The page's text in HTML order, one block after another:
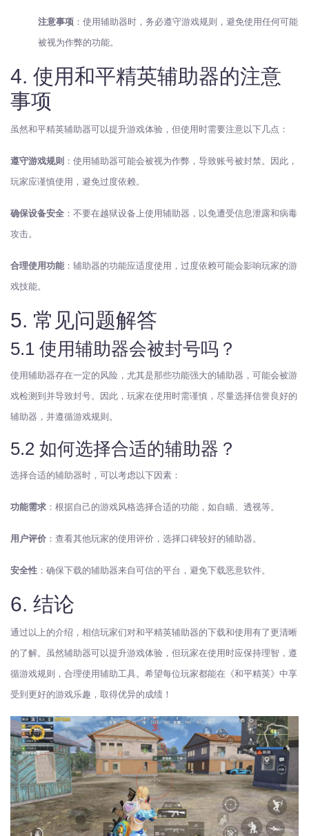
注意事项 ：使用辅助器时，务必遵守游戏规则，避免使用任何可能
被视为作弊的功能。
4. 使用和平精英辅助器的注意
事项
虽然和平精英辅助器可以提升游戏体验，但使用时需要注意以下几点：
遵守游戏规则 ：使用辅助器可能会被视为作弊，导致账号被封禁。因此，
玩家应谨慎使用，避免过度依赖。
确保设备安全 ：不要在越狱设备上使用辅助器，以免遭受信息泄露和病毒
攻击。
合理使用功能 ：辅助器的功能应适度使用，过度依赖可能会影响玩家的游
戏技能。
5. 常见问题解答
5.1 使用辅助器会被封号吗？
使用辅助器存在一定的风险，尤其是那些功能强大的辅助器，可能会被游
戏检测到并导致封号。因此，玩家在使用时需谨慎，尽量选择信誉良好的
辅助器，并遵循游戏规则。
5.2 如何选择合适的辅助器？
选择合适的辅助器时，可以考虑以下因素：
功能需求 ：根据自己的游戏风格选择合适的功能，如自瞄、透视等。
用户评价 ：查看其他玩家的使用评价，选择口碑较好的辅助器。
安全性 ：确保下载的辅助器来自可信的平台，避免下载恶意软件。
6. 结论
通过以上的介绍，相信玩家们对和平精英辅助器的下载和使用有了更清晰
的了解。虽然辅助器可以提升游戏体验，但玩家在使用时应保持理智，遵
循游戏规则，合理使用辅助工具。希望每位玩家都能在《和平精英》中享
受到更好的游戏乐趣，取得优异的成绩！